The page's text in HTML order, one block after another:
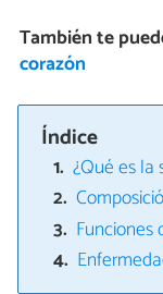
También te
corazón
Índice
¿Qué es la
Funciones